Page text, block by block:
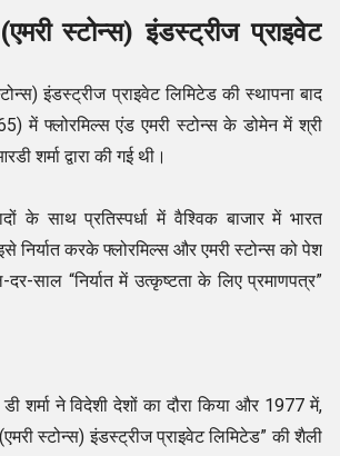
(एमरी स्टोन्स) इंडस्ट्रीज प्राइवेट
इंडस्ट्रीज प्राइवेट लिमिटेड की स्थापना बाद
में फ्लोरमिल्स एंड एमरी स्टोन्स के डोमेन में श्री
शर्मा द्वारा की गई थी।
के साथ प्रतिस्पर्धा में वैश्विक बाजार में भारत
निर्यात करके फ्लोरमिल्स और एमरी स्टोन्स को पेश
साल “निर्यात में उत्कृष्टता के लिए प्रमाणपत्र”
शर्मा ने विदेशी देशों का दौरा किया और 1977 में,
(एमरी स्टोन्स) इंडस्ट्रीज प्राइवेट लिमिटेड” की शैली